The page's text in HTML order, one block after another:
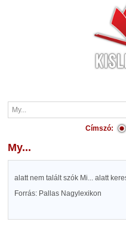
Címszó:
My...
alatt nem talált szók Mi... alatt
Forrás: Pallas Nagylexikon